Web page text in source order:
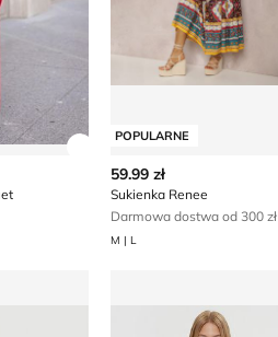
POPULARNE
59.99 zł
Sukienka Renee
Darmowa dostwa od 300 zł
M | L